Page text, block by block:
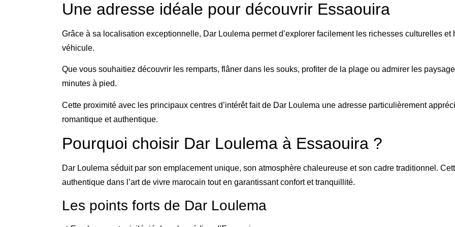
Une adresse idéale pour découvrir Essaouira
Grâce à sa localisation exceptionnelle, Dar Loulema permet d’explorer facilement les richesses culturelles
véhicule.
Que vous souhaitiez découvrir les remparts, flâner dans les souks, profiter de la plage ou admirer les
minutes à pied.
Cette proximité avec les principaux centres d’intérêt fait de Dar Loulema une adresse particulièrement
romantique et authentique.
Pourquoi choisir Dar Loulema à Essaouira ?
Dar Loulema séduit par son emplacement unique, son atmosphère chaleureuse et son cadre traditionnel.
authentique dans l’art de vivre marocain tout en garantissant confort et tranquillité.
Les points forts de Dar Loulema